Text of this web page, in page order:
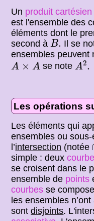
Un produit cartésien
est l'ensemble des
éléments dont le
second àB.
B. Il se
ensembles peuvent
A × A
A × A se note A2.
A2.
Les opérations
Les éléments qui
ensembles ou
l’intersection (notée
simple : deux
se croisent dans le
ensemble de points
courbes se
les ensembles
sontdisjoints.